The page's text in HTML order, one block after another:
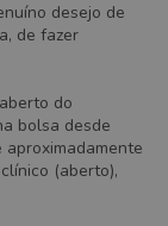
desejo de
de fazer
do
bolsa desde
(aberto),